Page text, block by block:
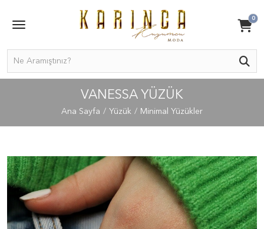
0
VANESSA YÜZÜK
Ana Sayfa Yüzük Minimal Yüzükler